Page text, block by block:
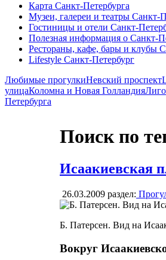
Карта Санкт-Петербурга
Музеи, галереи и театры Санкт-
Гостиницы и отели Санкт-
Полезная информация о Санкт-
Рестораны, кафе, бары и клубы
Lifestyle Санкт-Петербург
Любимые прогулкиНевский проспект
улицаКоломна и Новая Голландия
Петербурга
Поиск по
Исаакиевская
26.03.2009 раздел:
Б. Патерсен. Вид на
Вокруг